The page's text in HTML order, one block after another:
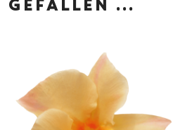
GEFALLEN …